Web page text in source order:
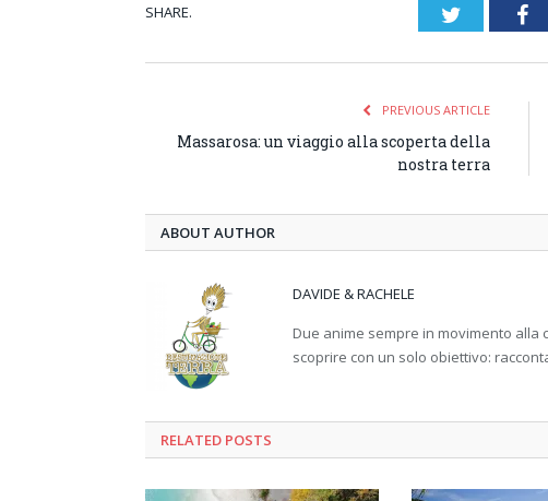
SHARE. Twitter
PREVIOUS ARTICLE
Massarosa: un viaggio alla scoperta della
nostra terra
ABOUT AUTHOR
DAVIDE & RACHELE
Due anime sempre in movimento
scoprire con un solo obiettivo:
RELATED POSTS